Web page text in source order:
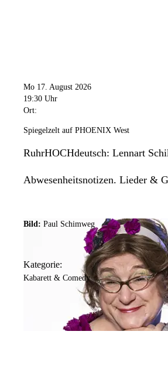
Mo 17. August 2026
19:30 Uhr
Ort:
Spiegelzelt auf PHOENIX West
RuhrHOCHdeutsch: Lennart
Abwesenheitsnotizen. Lieder &
Bild: Paul Schimweg
Kategorie:
Kabarett & Comedy